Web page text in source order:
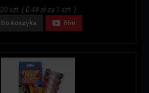
20 szt. ( 0,48 zł za 1 szt. )
Do koszyka film